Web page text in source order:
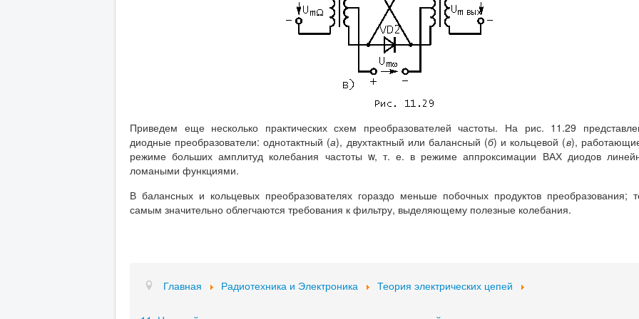
Приведем еще несколько практических схем преобразователей частоты. На рис. 11.29
диодные преобразователи: однотактный (а), двухтактный или балансный (б) и кольцевой (в),
режиме больших амплитуд колебания частоты w, т. е. в режиме аппроксимации ВАХ диодов
ломаными функциями.
В балансных и кольцевых преобразователях гораздо меньше побочных продуктов преобразования;
самым значительно облегчаются требования к фильтру, выделяющему полезные колебания.
Главная Радиотехника и Электроника Теория электрических цепей